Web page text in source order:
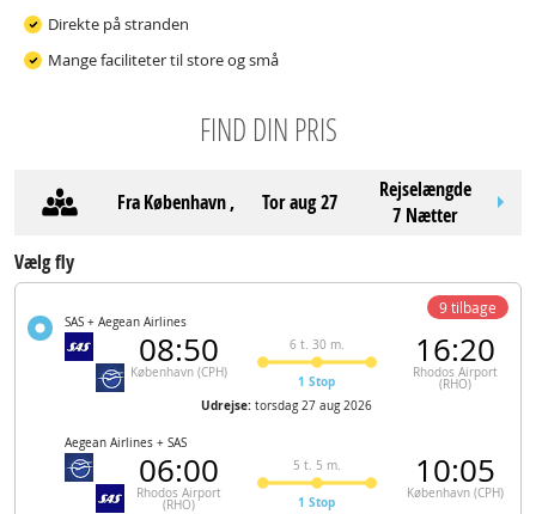
Direkte på stranden
Mange faciliteter til store og små
FIND DIN PRIS
FraKøbenhavn, tor aug 27
Rejselængde
7 Nætter
Vælg fly
SAS + Aegean Airlines
08:50
København (CPH)
6 t. 30 m.
1 Stop
16:20
Rhodos Airport
(RHO)
Udrejse: torsdag 27 aug 2026
Aegean Airlines + SAS
06:00
Rhodos Airport
(RHO)
5 t. 5 m.
1 Stop
10:05
København (CPH)
9 tilbage